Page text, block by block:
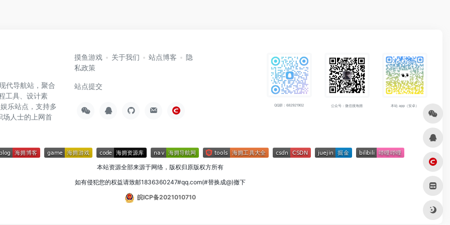
代导航站，聚合
工具、设计素
乐站点，支持多
场人士的上网首
摸鱼游戏 关于我们 站点博客
隐
私政策
站点提交
QQ群：682921902 公众号：微信搜海拥 本站 app（安卓）
本站资源全部来源于网络，版权归原版权方所有
如有侵犯您的权益请致邮1836360247#qq.com(#替换成@)撤下
皖ICP备2021010710